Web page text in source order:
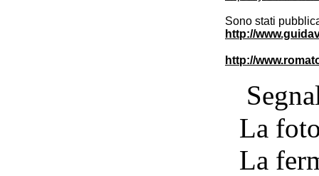
Sono stati
http://
http://
La
La